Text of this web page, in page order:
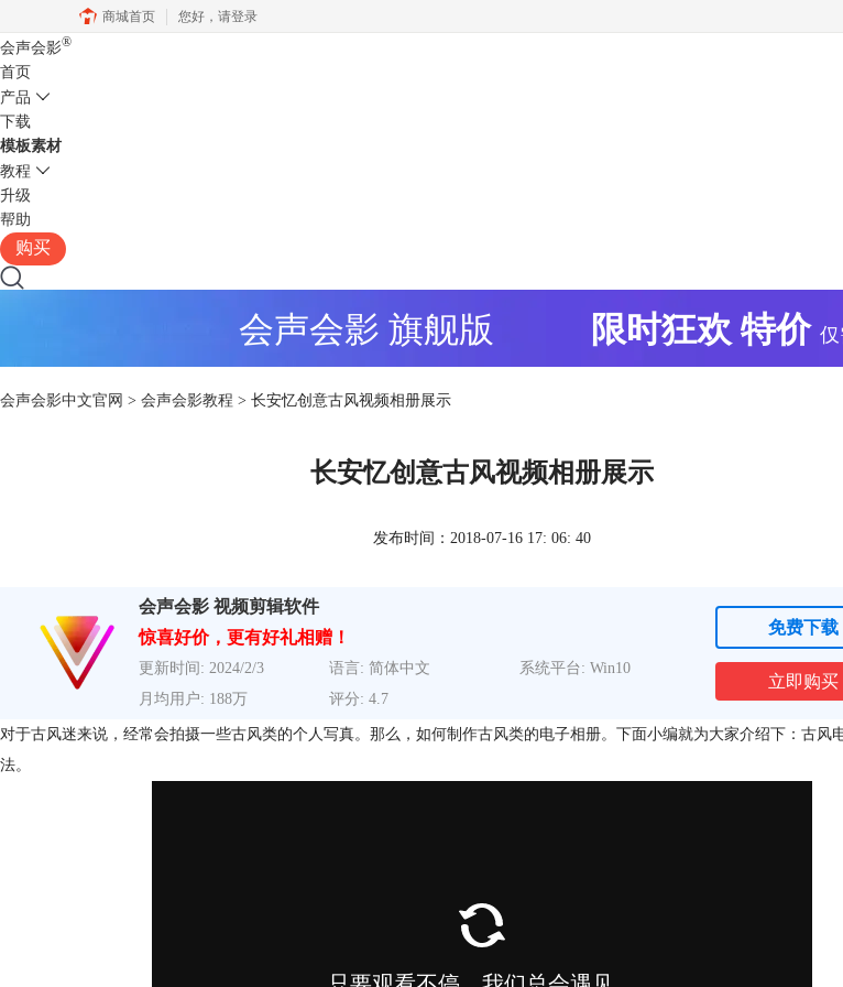
商城首页 您好， 请登录
会声会影®
首页
产品
下载
模板素材
教程
升级
帮助
购买
会声会影 旗舰版 限时狂欢 特价 仅
会声会影中文官网 > 会声会影教程 > 长安忆创意古风视频相册展示
长安忆创意古风视频相册展示
发布时间：2018-07-16 17: 06: 40
会声会影 视频剪辑软件
惊喜好价，更有好礼相赠！
更新时间: 2024/2/3 语言: 简体中文
系统平台: Win10
月均用户: 188万
评分: 4.7
免费下载
立即购买
对于古风迷来说，经常会拍摄一些古风类的个人写真。那么，如何制作古风类的电子相册。下面小编就为大家介绍下：古风
法。